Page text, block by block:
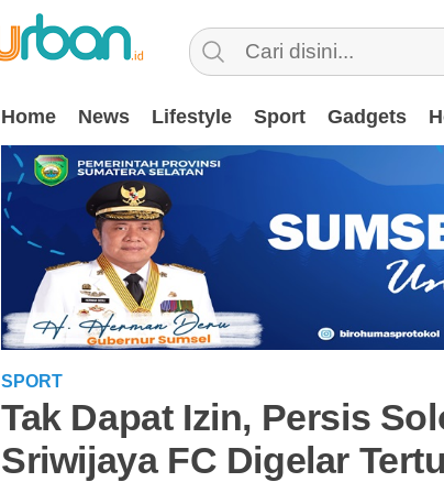
Home News Lifestyle Sport Gadgets
SPORT
Tak Dapat Izin, Persis
Sriwijaya FC Digelar